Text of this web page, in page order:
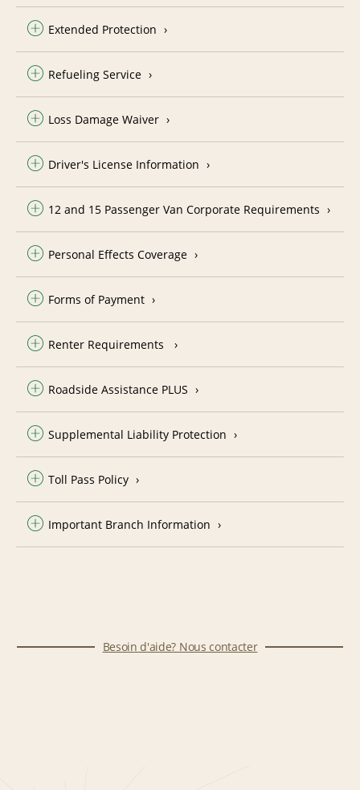
Extended Protection
Refueling Service
Loss Damage Waiver
Driver's License Information
12 and 15 Passenger Van Corporate Requirements
Personal Effects Coverage
Forms of Payment
Renter Requirements
Roadside Assistance PLUS
Supplemental Liability Protection
Toll Pass Policy
Important Branch Information
Besoin d'aide? Nous contacter